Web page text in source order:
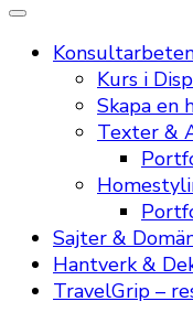
Kurs i
Skapa en
Texter &
Sajter &
Hantverk &
TravelGrip –